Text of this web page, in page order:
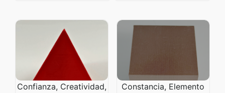
Confianza, Creatividad,
Constancia, Elemento